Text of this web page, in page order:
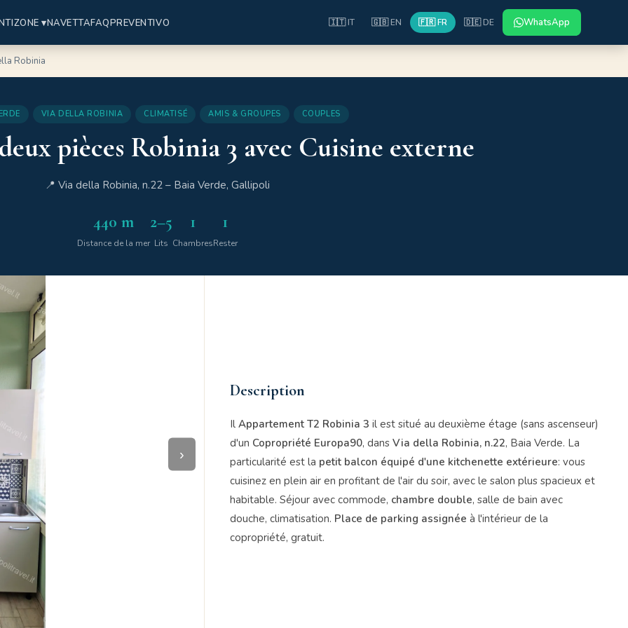
ZONE ▾NAVETTAFAQPREVENTIVO 🇮🇹 IT 🇬🇧 EN 🇫🇷 FR 🇩🇪 DE WhatsApp
Robinia
VIA DELLA ROBINIA CLIMATISÉ AMIS & GROUPES COUPLES
pièces Robinia 3 avec Cuisine externe
📍 Via della Robinia, n.22 – Baia Verde, Gallipoli
440 m
Distance de la mer
2–5
Lits
1
Chambres
1
Rester
›
Description
IlAppartement T2 Robinia 3 il est situé au deuxième étage (sans ascenseur)
d'un Copropriété Europa90, dansVia della Robinia, n.22, Baia Verde. La
particularité est la petit balcon équipé d'une kitchenette extérieure: vous
cuisinez en plein air en profitant de l'air du soir, avec le salon plus spacieux et
habitable. Séjour avec commode, chambre double, salle de bain avec
douche, climatisation. Place de parking assignée à l'intérieur de la
copropriété, gratuit.